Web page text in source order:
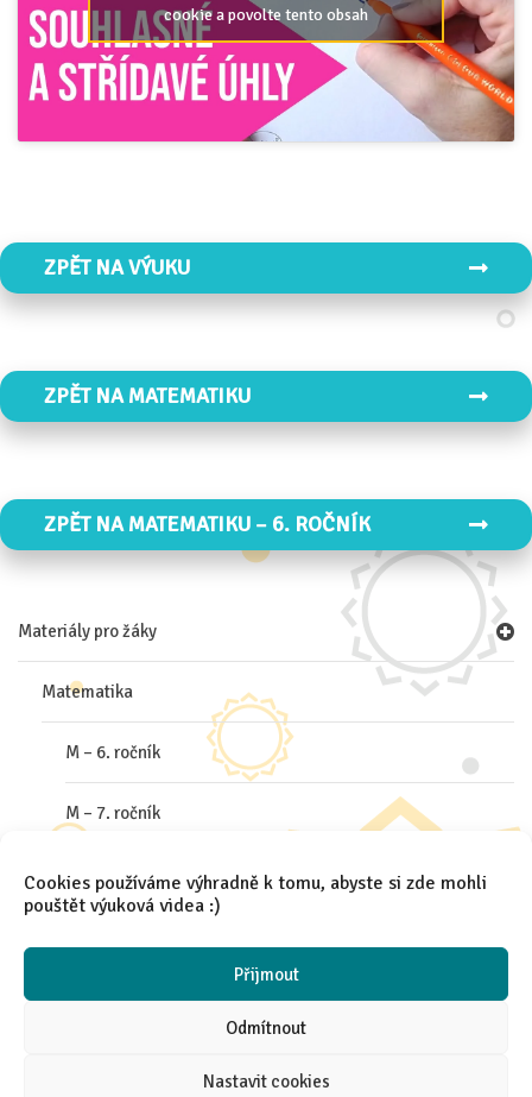
Cookies používáme výhradně k tomu, abyste si zde mohli
pouštět výuková videa :)
Přijmout
Odmítnout
Nastavit cookies
cookie a povolte tento obsah
ZPĚT NA VÝUKU
ZPĚT NA MATEMATIKU
ZPĚT NA MATEMATIKU – 6. ROČNÍK
Materiály pro žáky
Matematika
M – 6. ročník
M – 7. ročník
M – 8. ročník
2021 │Aneta Španielová